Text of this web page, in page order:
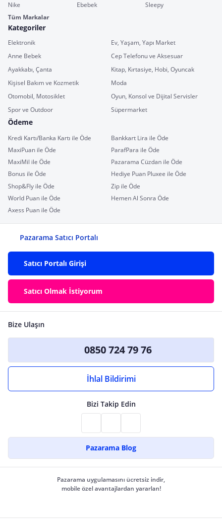
Nike
Ebebek
Sleepy
Tüm Markalar
Kategoriler
Elektronik
Ev, Yaşam, Yapı Market
Anne Bebek
Cep Telefonu ve Aksesuar
Ayakkabı, Çanta
Kitap, Kırtasiye, Hobi, Oyuncak
Kişisel Bakım ve Kozmetik
Moda
Otomobil, Motosiklet
Oyun, Konsol ve Dijital Servisler
Spor ve Outdoor
Süpermarket
Ödeme
Kredi Kartı/Banka Kartı ile Öde
Bankkart Lira ile Öde
MaxiPuan ile Öde
ParafPara ile Öde
MaxiMil ile Öde
Pazarama Cüzdan ile Öde
Bonus ile Öde
Hediye Puan Pluxee ile Öde
Shop&Fly ile Öde
Zip ile Öde
World Puan ile Öde
Hemen Al Sonra Öde
Axess Puan ile Öde
Pazarama Satıcı Portalı
Satıcı Portalı Girişi
Satıcı Olmak İstiyorum
Bize Ulaşın
0850 724 79 76
İhlal Bildirimi
Bizi Takip Edin
Pazarama Blog
Pazarama uygulamasını ücretsiz indir,
mobile özel avantajlardan yararlan!